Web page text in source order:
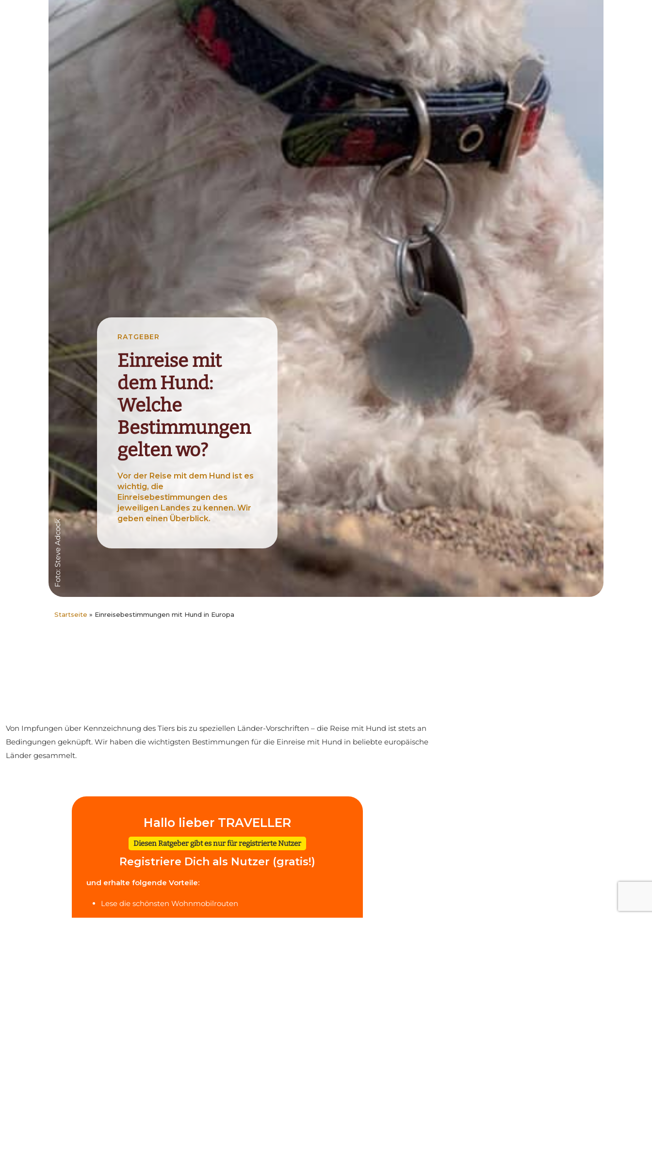
RATGEBER
Einreise mit
dem Hund:
Welche
Bestimmungen
gelten wo?
Vor der Reise mit dem Hund ist es
wichtig, die
Einreisebestimmungen des
jeweiligen Landes zu kennen. Wir
geben einen Überblick.
Foto: Steve Adcock
Startseite » Einreisebestimmungen mit Hund in Europa
Von Impfungen über Kennzeichnung des Tiers bis zu speziellen Länder-Vorschriften – die Reise mit Hund ist stets an
Bedingungen geknüpft. Wir haben die wichtigsten Bestimmungen für die Einreise mit Hund in beliebte europäische
Länder gesammelt.
Hallo lieber TRAVELLER
Diesen Ratgeber gibt es nur für registrierte Nutzer
Registriere Dich als Nutzer (gratis!)
und erhalte folgende Vorteile:
Lese die schönsten Wohnmobilrouten